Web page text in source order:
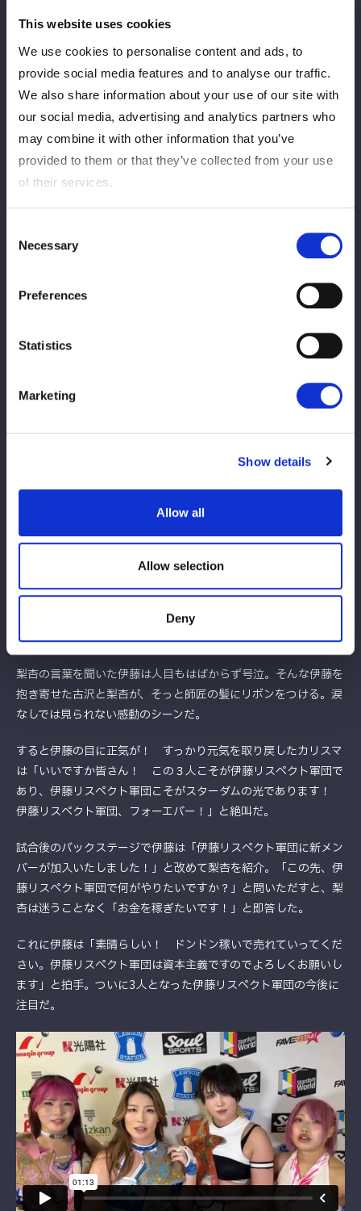
This website uses cookies
We use cookies to personalise content and ads, to
provide social media features and to analyse our traffic.
We also share information about your use of our site with
our social media, advertising and analytics partners who
may combine it with other information that you’ve
provided to them or that they’ve collected from your use
of their services.
Selection
Necessary
Preferences
Statistics
Marketing
Show details
Allow all
Allow selection
Deny
が、やはり世界一かわいいナックルの途中でフリーズしてしま
逆に「元気出せよ！ みんな待ってんだよ」と虎龍からビンタを
くらうと、少しだけ伊藤もやる気に。強烈な頭突きで応戦した。
さらに古沢との合体フェースバスターを妃南に決めてみせた。
試合は梨杏が妃南の変型ジャックハマーに沈んだが、その後にビ
ッグサプライズが待っていた。アーティスト・オブ・スターダム
王者の妃南から「世界一かわいい伊藤麻希？ 世界一元気がない
軍団の人数がそろって伊藤麻希が完全復活したら、ぜひ挑戦しに
来てください」と呼びかけられたのだ。
ぼうぜんとした表情の伊藤はリング周辺を徘徊したまま。その時
だ！ 梨杏が「伊藤さん！ 伊藤さんが失踪したとき、このリボ
ってました。私を一緒にここで稼がせてください！」と申し出た
このところ梨杏を取り巻く環境は激しく揺れていた。一度はタッ
を抱いたまま迎えた5・30神戸大会では、梨杏と月山はダブルフ
ォールで浜辺纏に負ける結果に。試合後の梨杏は「月山許さな
い」と怒りをあらわにしていた。
同時に梨杏の揺れる胸中を表す出来事もあった。5・26後楽園で
は伊藤がリングに投げ捨てたリボンを拾い上げ、5・30神戸大会
では自らに装着してリングに上がっていたのだ。
梨杏の言葉を聞いた伊藤は人目もはばからず号泣。そんな伊藤を
抱き寄せた古沢と梨杏が、そっと師匠の髪にリボンをつける。涙
なしでは見られない感動のシーンだ。
すると伊藤の目に正気が！ すっかり元気を取り戻したカリスマ
は「いいですか皆さん！ この３人こそが伊藤リスペクト軍団で
あり、伊藤リスペクト軍団こそがスターダムの光であります！
伊藤リスペクト軍団、フォーエバー！」と絶叫だ。
試合後のバックステージで伊藤は「伊藤リスペクト軍団に新メン
バーが加入いたしました！」と改めて梨杏を紹介。「この先、伊
藤リスペクト軍団で何がやりたいですか？」と問いただすと、梨
杏は迷うことなく「お金を稼ぎたいです！」と即答した。
これに伊藤は「素晴らしい！ ドンドン稼いで売れていってくだ
さい。伊藤リスペクト軍団は資本主義ですのでよろしくお願いし
ます」と拍手。ついに3人となった伊藤リスペクト軍団の今後に
注目だ。